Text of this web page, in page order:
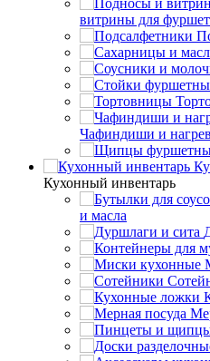
витрины для
Чафиндиши и
Кухонный инвентарь
и масла